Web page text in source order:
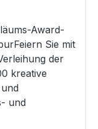
Award-
Sie mit
der
kreative
und